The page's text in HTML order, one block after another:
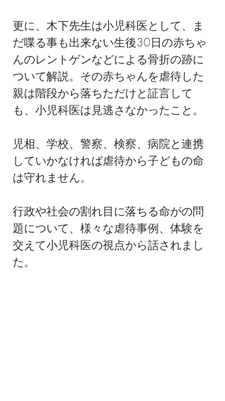
更に、木下先生は小児科医として、ま
だ喋る事も出来ない生後30日の赤ちゃ
んのレントゲンなどによる骨折の跡に
ついて解説。その赤ちゃんを虐待した
親は階段から落ちただけと証言して
も、小児科医は見逃さなかったこと。
児相、学校、警察、検察、病院と連携
していかなければ虐待から子どもの命
は守れません。
行政や社会の割れ目に落ちる命がの問
題について、様々な虐待事例、体験を
交えて小児科医の視点から話されまし
た。